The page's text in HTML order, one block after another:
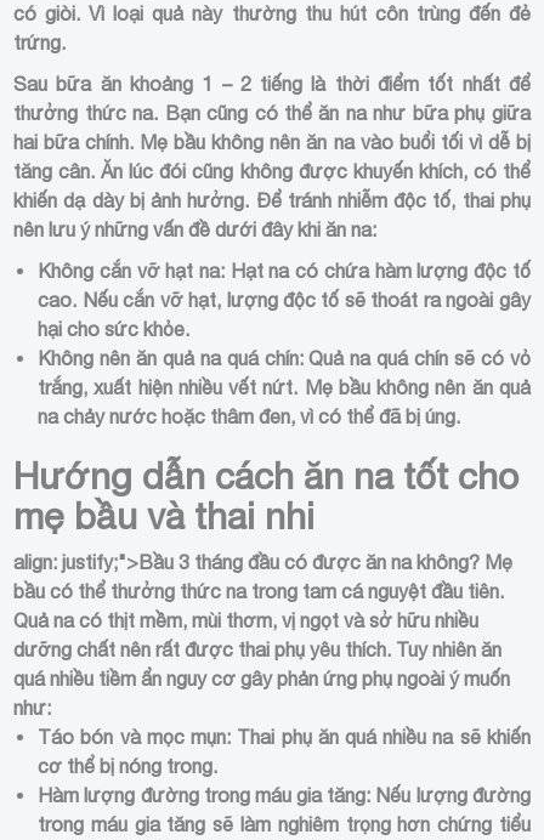
có giòi. Vì loại quả này thường thu hút côn trùng đến đẻ
trứng.
Sau bữa ăn khoảng 1 – 2 tiếng là thời điểm tốt nhất để
thưởng thức na. Bạn cũng có thể ăn na như bữa phụ giữa
hai bữa chính. Mẹ bầu không nên ăn na vào buổi tối vì dễ bị
tăng cân. Ăn lúc đói cũng không được khuyến khích, có thể
khiến dạ dày bị ảnh hưởng. Để tránh nhiễm độc tố, thai phụ
nên lưu ý những vấn đề dưới đây khi ăn na:
Không cắn vỡ hạt na: Hạt na có chứa hàm lượng độc tố
cao. Nếu cắn vỡ hạt, lượng độc tố sẽ thoát ra ngoài gây
hại cho sức khỏe.
Không nên ăn quả na quá chín: Quả na quá chín sẽ có vỏ
trắng, xuất hiện nhiều vết nứt. Mẹ bầu không nên ăn quả
na chảy nước hoặc thâm đen, vì có thể đã bị úng.
Hướng dẫn cách ăn na tốt cho
mẹ bầu và thai nhi
align: justify;">Bầu 3 tháng đầu có được ăn na không? Mẹ
bầu có thể thưởng thức na trong tam cá nguyệt đầu tiên.
Quả na có thịt mềm, mùi thơm, vị ngọt và sở hữu nhiều
dưỡng chất nên rất được thai phụ yêu thích. Tuy nhiên ăn
quá nhiều tiềm ẩn nguy cơ gây phản ứng phụ ngoài ý muốn
như:
Táo bón và mọc mụn: Thai phụ ăn quá nhiều na sẽ khiến
cơ thể bị nóng trong.
Hàm lượng đường trong máu gia tăng: Nếu lượng đường
trong máu gia tăng sẽ làm nghiêm trọng hơn chứng tiểu